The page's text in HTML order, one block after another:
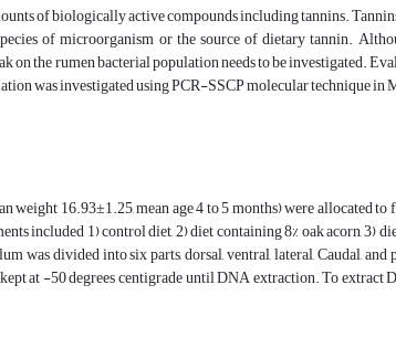
of biologically active compounds including tannins.
of microorganism or the source of dietary tannin.
on the rumen bacterial population needs to be investigated.
was investigated using PCR-SSCP molecular technique in
16.93±1.25, mean age 4 to 5 months) were allocated
included 1) control diet, 2) diet containing 8% oak acorn, 3)
was divided into six parts, dorsal, ventral, lateral, Caudal,
at -50 degrees centigrade until DNA extraction. To